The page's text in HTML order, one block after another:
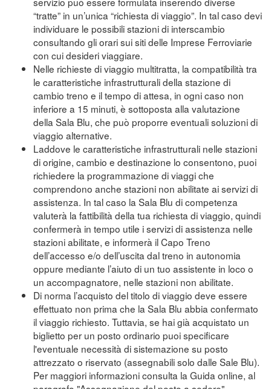
“tratte” in un’unica “richiesta di viaggio”. In tal caso devi
individuare le possibili stazioni di interscambio
consultando gli orari sui siti delle Imprese Ferroviarie
con cui desideri viaggiare.
Nelle richieste di viaggio multitratta, la compatibilità tra
le caratteristiche infrastrutturali della stazione di
cambio treno e il tempo di attesa, in ogni caso non
inferiore a 15 minuti, è sottoposta alla valutazione
della Sala Blu, che può proporre eventuali soluzioni di
viaggio alternative.
Laddove le caratteristiche infrastrutturali nelle stazioni
di origine, cambio e destinazione lo consentono, puoi
richiedere la programmazione di viaggi che
comprendono anche stazioni non abilitate ai servizi di
assistenza. In tal caso la Sala Blu di competenza
valuterà la fattibilità della tua richiesta di viaggio, quindi
confermerà in tempo utile i servizi di assistenza nelle
stazioni abilitate, e informerà il Capo Treno
dell’accesso e/o dell’uscita dal treno in autonomia
oppure mediante l’aiuto di un tuo assistente in loco o
un accompagnatore, nelle stazioni non abilitate.
Di norma l’acquisto del titolo di viaggio deve essere
effettuato non prima che la Sala Blu abbia confermato
il viaggio richiesto. Tuttavia, se hai già acquistato un
biglietto per un posto ordinario puoi specificare
l'eventuale necessità di sistemazione su posto
attrezzato o riservato (assegnabili solo dalle Sale Blu).
Per maggiori informazioni consulta la Guida online, al